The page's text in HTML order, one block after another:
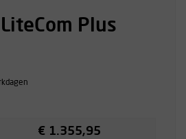
Plus
€ 1.355,95